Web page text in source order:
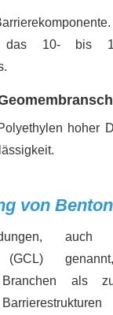
10- bis
hoher
von
auch
(GCL)
Branchen als